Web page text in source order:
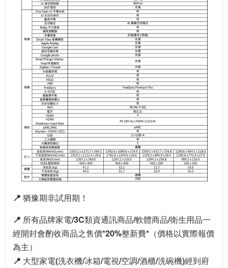
📍 猶豫期非試用期！
📍 所有品牌家電/3C類資通訊商品/軟體商品/衛生用品一
經開封會酌收商品之售價*20%整新費*（價格以實際報價
為主）
📍 大型家電(洗衣機/冰箱/電視/空調/酒櫃/洗碗機)經到府